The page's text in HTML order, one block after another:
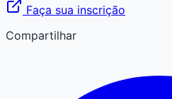
Faça sua inscrição
Compartilhar